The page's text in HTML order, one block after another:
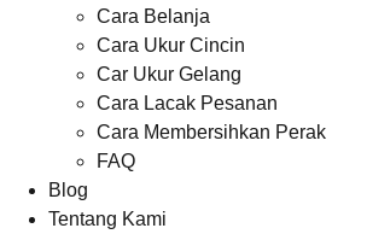
Cara Belanja
Cara Ukur Cincin
Car Ukur Gelang
Cara Lacak Pesanan
Cara Membersihkan Perak
FAQ
Blog
Tentang Kami